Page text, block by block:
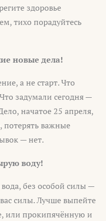
здоровье
тихо порадуйтесь
новые дела!
а не старт. Что
задумали сегодня —
начатое 25 апреля,
потерять важные
— нет.
воду!
без особой силы —
силы. Лучше выпейте
или прокипячённую и